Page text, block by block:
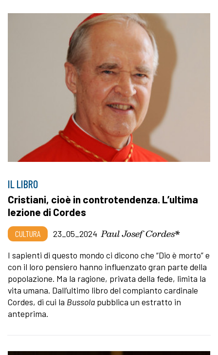
IL LIBRO
Cristiani, cioè in controtendenza. L’ultima
lezione di Cordes
CULTURA 23_05_2024 Paul Josef Cordes*
I sapienti di questo mondo ci dicono che “Dio è morto” e
con il loro pensiero hanno influenzato gran parte della
popolazione. Ma la ragione, privata della fede, limita la
vita umana. Dall’ultimo libro del compianto cardinale
Cordes, di cui la Bussola pubblica un estratto in
anteprima.